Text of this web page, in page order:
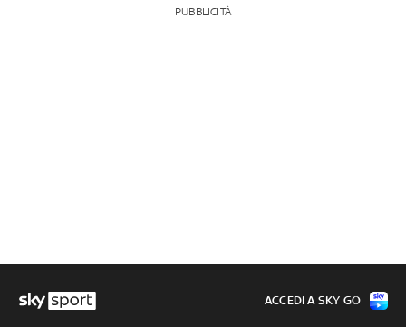
PUBBLICITÀ
ACCEDI A SKY GO